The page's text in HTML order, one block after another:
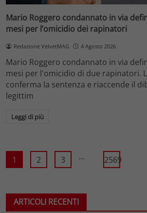
Mario Roggero condannato in via
mesi per l’omicidio dei rapinatori
Redazione VelvetMAG 4 Agosto 2026
Mario Roggero condannato in via
mesi per l'omicidio di due rapinatori.
conferma la sentenza e riaccende il
legittim
Leggi di più
1 2 3 ... 2569
ARTICOLI RECENTI